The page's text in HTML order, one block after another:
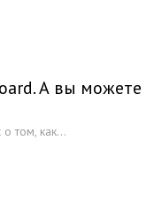
А вы можете
том, как...